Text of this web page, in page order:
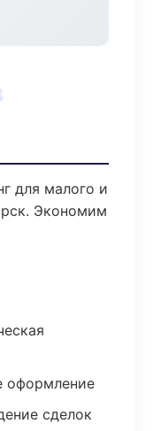
для малого и
Экономим
оформление
сделок